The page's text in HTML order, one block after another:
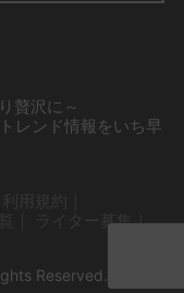
贅沢に～
レンド情報をいち早
ライター募集
Reserved.